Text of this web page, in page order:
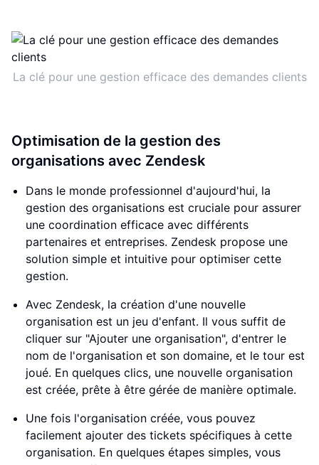
La clé pour une gestion efficace des demandes clients
Optimisation de la gestion des
organisations avec Zendesk
Dans le monde professionnel d'aujourd'hui, la
gestion des organisations est cruciale pour assurer
une coordination efficace avec différents
partenaires et entreprises. Zendesk propose une
solution simple et intuitive pour optimiser cette
gestion.
Avec Zendesk, la création d'une nouvelle
organisation est un jeu d'enfant. Il vous suffit de
cliquer sur "Ajouter une organisation", d'entrer le
nom de l'organisation et son domaine, et le tour est
joué. En quelques clics, une nouvelle organisation
est créée, prête à être gérée de manière optimale.
Une fois l'organisation créée, vous pouvez
facilement ajouter des tickets spécifiques à cette
organisation. En quelques étapes simples, vous